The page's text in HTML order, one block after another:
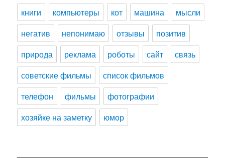
книги
компьютеры кот машина
мысли
негатив
непонимаю отзывы
позитив
природа
реклама роботы сайт
связь
советские фильмы
список фильмов
телефон
фильмы
фотографии
хозяйке на заметку
юмор